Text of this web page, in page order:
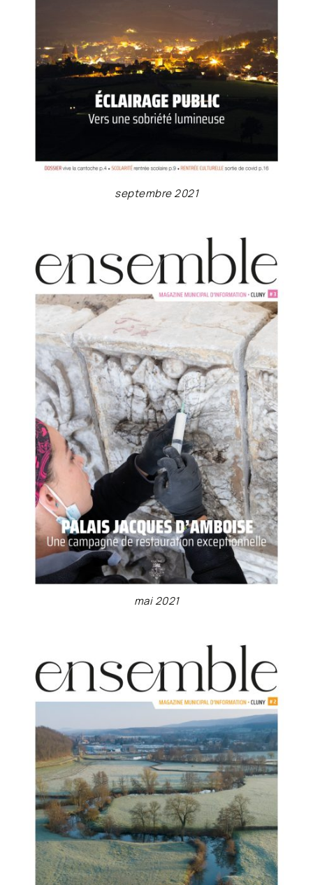
septembre 2021
mai 2021